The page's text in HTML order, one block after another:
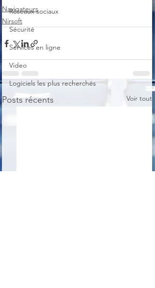
Réseaux sociaux
Sécurité
Services en ligne
Video
Logiciels les plus recherchés
Navigateurs
Nirsoft
Posts récents Voir tout